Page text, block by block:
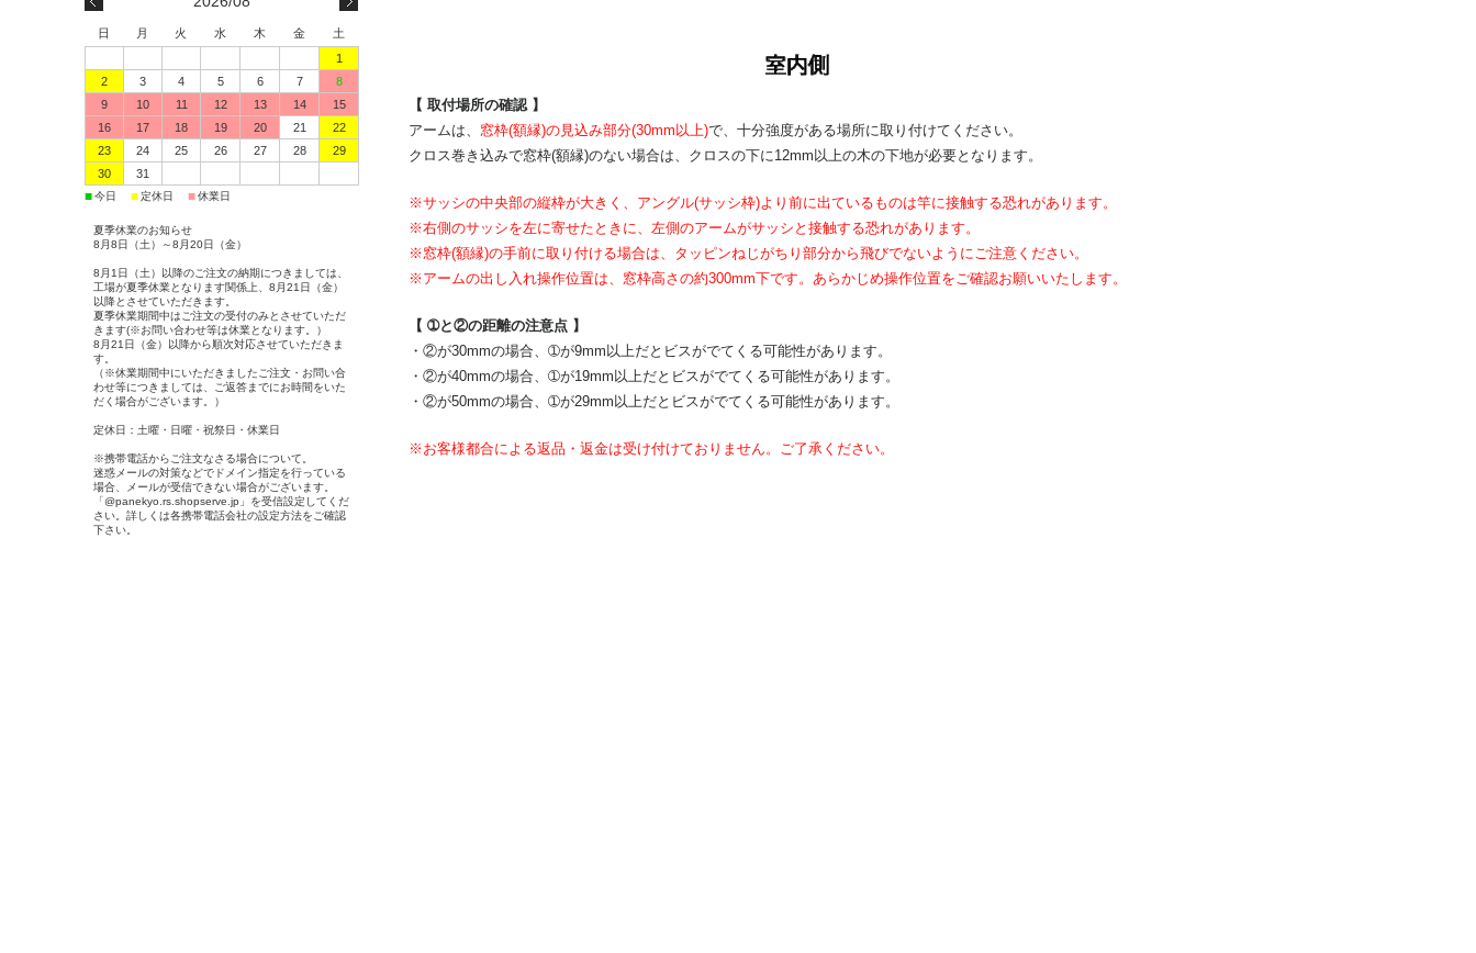
【 取付場所の確認 】
アームは、 窓枠(額縁)の見込み部分(30mm以上)で、十分強度がある場所に取り付けてください。
クロス巻き込みで窓枠(額縁)のない場合は、クロスの下に12mm以上の木の下地が必要となります。
※サッシの中央部の縦枠が大きく、アングル(サッシ枠)より前に出ているものは竿に接触する恐れがあります。
※右側のサッシを左に寄せたときに、左側のアームがサッシと接触する恐れがあります。
※窓枠(額縁)の手前に取り付ける場合は、タッピンねじがちり部分から飛びでないようにご注意ください。
※アームの出し入れ操作位置は、窓枠高さの約300mm下です。あらかじめ操作位置をご確認お願いいたします。
【 ➀と②の距離の注意点 】
・②が30mmの場合、➀が9mm以上だとビスがでてくる可能性があります。
・②が40mmの場合、➀が19mm以上だとビスがでてくる可能性があります。
・②が50mmの場合、➀が29mm以上だとビスがでてくる可能性があります。
※お客様都合による返品・返金は受け付けておりません。ご了承ください。
日 月 火 水 木 金
土
1
2
3 4 5 6 7
8
9
10 11 12 13 14
15
16
17 18 19 20 21
22
23
24 25 26 27 28
29
30
31
■今日 ■定休日 ■休業日
夏季休業のお知らせ
8月8日（土）～8月20日（金）
8月1日（土）以降のご注文の納期につきましては、
工場が夏季休業となります関係上、8月21日（金）
以降とさせていただきます。
夏季休業期間中はご注文の受付のみとさせていただ
きます(※お問い合わせ等は休業となります。）
8月21日（金）以降から順次対応させていただきま
す。
（※休業期間中にいただきましたご注文・お問い合
わせ等につきましては、ご返答までにお時間をいた
だく場合がございます。）
定休日：土曜・日曜・祝祭日・休業日
※携帯電話からご注文なさる場合について。
迷惑メールの対策などでドメイン指定を行っている
場合、メールが受信できない場合がございます。
「@panekyo.rs.shopserve.jp」を受信設定してくだ
さい。詳しくは各携帯電話会社の設定方法をご確認
下さい。